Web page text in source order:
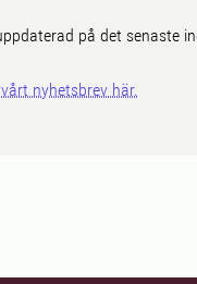
på det senaste
nyhetsbrev här.